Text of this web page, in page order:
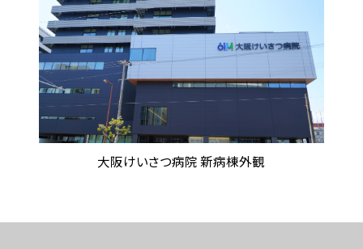
大阪けいさつ病院 新病棟外観